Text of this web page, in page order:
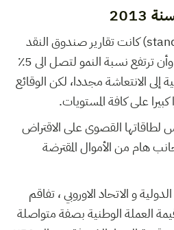
الملاحظ أنه لدى إبرام إتفاق 2013 المصنّف ضمن فئة القروض قصيرة الأمد (stand-by) كانت تقارير صندوق النقد
الدولي تتوقع أن يستعيد الاقتصاد التونسي تدريجيا عافيته وتوازناته المالية المختلة وأن ترتفع نسبة النمو لتصل الى 5٪
إلى الانتعاشة مجددا، لكن الوقائع
على كافة المستويات.
لطاقاتها القصوى على الاقتراض
هام من الأموال المقترضة
و الاتحاد الاوروبي ، تفاقم
العملة الوطنية بصفة متواصلة